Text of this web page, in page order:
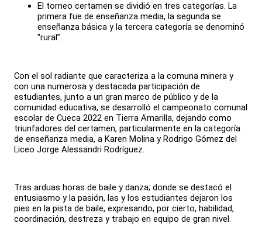
El torneo certamen se dividió en tres categorías. La
primera fue de enseñanza media, la segunda se
enseñanza básica y la tercera categoría se denominó
“rural”.
Con el sol radiante que caracteriza a la comuna minera y
con una numerosa y destacada participación de
estudiantes, junto a un gran marco de público y de la
comunidad educativa, se desarrolló el campeonato comunal
escolar de Cueca 2022 en Tierra Amarilla, dejando como
triunfadores del certamen, particularmente en la categoría
de enseñanza media, a Karen Molina y Rodrigo Gómez del
Liceo Jorge Alessandri Rodríguez.
Tras arduas horas de baile y danza; donde se destacó el
entusiasmo y la pasión, las y los estudiantes dejaron los
pies en la pista de baile, expresando, por cierto, habilidad,
coordinación, destreza y trabajo en equipo de gran nivel.